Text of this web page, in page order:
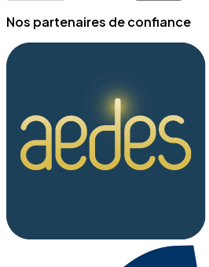
Nos partenaires de confiance